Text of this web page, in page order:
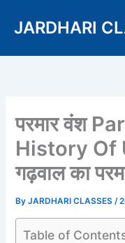
JARDHARI
परमार वंश
History Of
गढ़वाल का
ByJARDHARI CLASSES/
Table of